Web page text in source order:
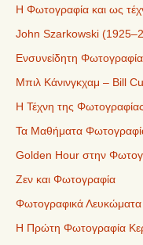
Η Φωτογραφία και ως
John Szarkowski
Ενσυνείδητη Φωτογραφία
Μπιλ Κάνινγκχαμ – Bill
Η Τέχνη της Φωτογραφίας
Τα Μαθήματα
Golden Hour στην
Ζεν και Φωτογραφία
Φωτογραφικά Λευκώματα
Η Πρώτη Φωτογραφία